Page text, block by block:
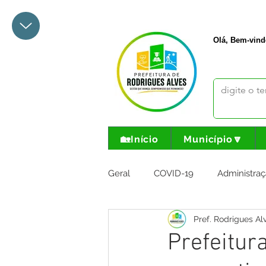
Olá, Bem-
🏡Início Município🔽
Geral COVID-19
Meio Ambiente e Turismo
Pref. Rodrigues